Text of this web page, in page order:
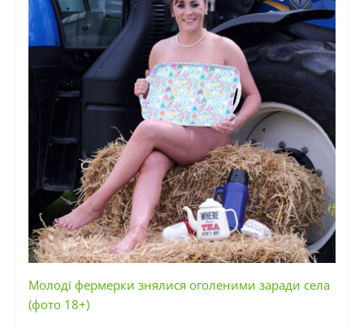
Молоді фермерки знялися оголеними заради села
(фото 18+)